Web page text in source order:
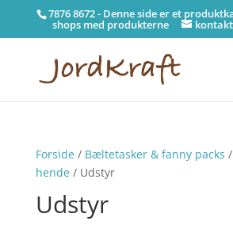
7876 8672 - Denne side er et
shops med produkterne
Forside/ Bæltetasker & fanny packs /
hende/ Udstyr
Udstyr